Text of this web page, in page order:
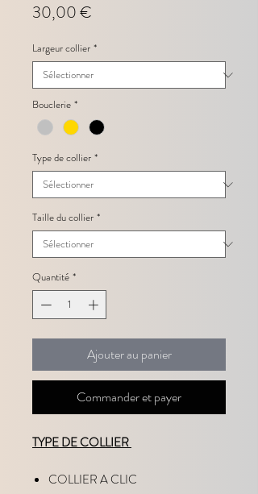
30,00 €
Largeur collier *
Bouclerie *
Type de collier *
Taille du collier *
Quantité *
Ajouter au panier
Commander et payer
TYPE DE COLLIER
COLLIER A CLIC